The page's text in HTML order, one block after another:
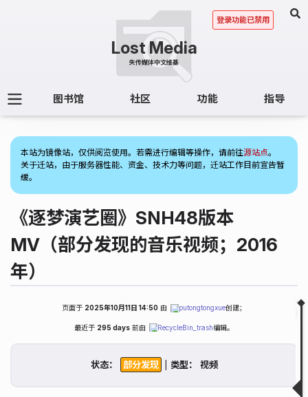
图书馆 社区 功能 指导
登录功能已禁用
本站为镜像站，仅供阅览使用。若需进行编辑等操作，请前往源站点。
关于迁站，由于服务器性能、资金、技术力等问题，迁站工作目前宣告暂
缓。
《逐梦演艺圈》SNH48版本
MV（部分发现的音乐视频；2016
年）
获取状态
页面于 2025年10月11日 14:50 由 putongtongxue创建；
最近于 295 days前由 RecycleBin_trash编辑。
状态： 类型：